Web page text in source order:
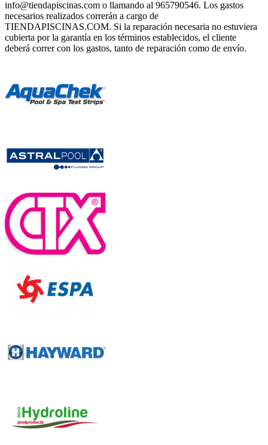
info@tiendapiscinas.com o llamando al 965790546. Los gastos
necesarios realizados correrán a cargo de
TIENDAPISCINAS.COM. Si la reparación necesaria no estuviera
cubierta por la garantía en los términos establecidos, el cliente
deberá correr con los gastos, tanto de reparación como de envío.